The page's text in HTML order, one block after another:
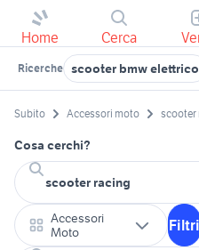
Home Cerca
Ricerche scooter bmw elettrico
Subito Accessori moto scooter
Cosa cerchi?
Accessori
Moto
Filtri